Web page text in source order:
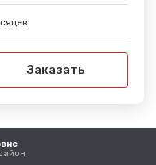
Заказать